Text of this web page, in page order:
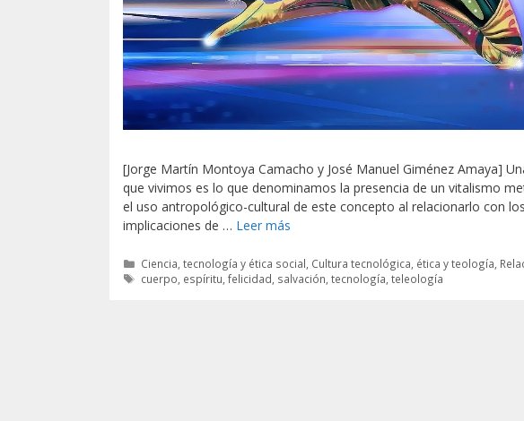
[Jorge Martín Montoya Camacho y José Manuel Giménez Amaya]
que vivimos es lo que denominamos la presencia de un vitalismo
el uso antropológico-cultural de este concepto al relacionarlo con
implicaciones de … Leer más
Categorías
Ciencia, tecnología y ética social Cultura tecnológica, ética y teología
Etiquetas
cuerpo espíritu ,felicidad salvación ,tecnología ,teleología